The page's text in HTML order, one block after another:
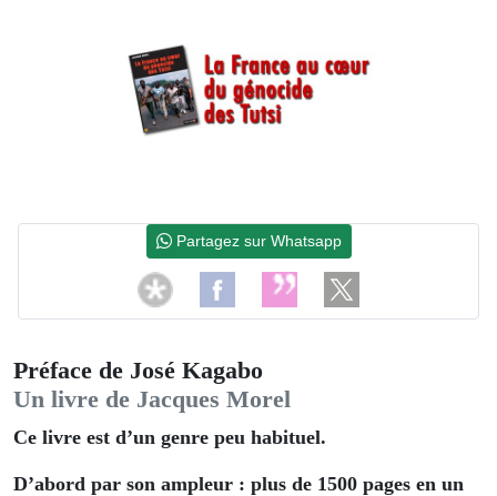
Préface de José Kagabo
Un livre de Jacques Morel
Ce livre est d’un genre peu habituel.
D’abord par son ampleur : plus de 1500 pages en un
Partagez sur Whatsapp